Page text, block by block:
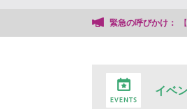
緊急の呼びかけ：
【大阪地検検事正による女
イベ